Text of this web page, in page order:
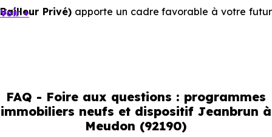
Bailleur Privé)apporte un cadre favorable à votre futur
comportent pas de la même manière, tous les logements
ne répondent pas à la même demande, et toutes les
résidences n’offrent pas le même potentiel locatif.
Voir +
FAQ - Foire aux questions : programmes
immobiliers neufs et dispositif Jeanbrun à
Meudon (92190)